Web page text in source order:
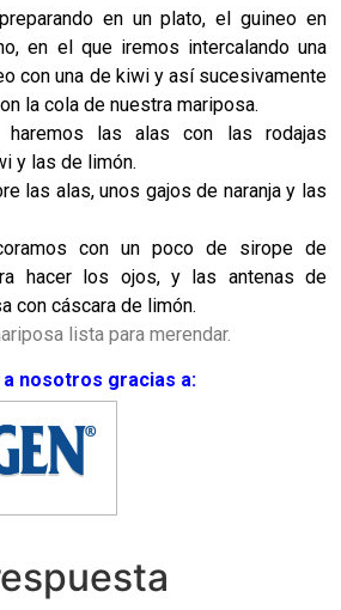
en un plato, el guineo en
en el que iremos intercalando una
con una de kiwi y así sucesivamente
la cola de nuestra mariposa.
haremos las alas con las rodajas
y las de limón.
las alas, unos gajos de naranja y las
con un poco de sirope de
hacer los ojos, y las antenas de
con cáscara de limón.
lista para merendar.
nosotros gracias a: